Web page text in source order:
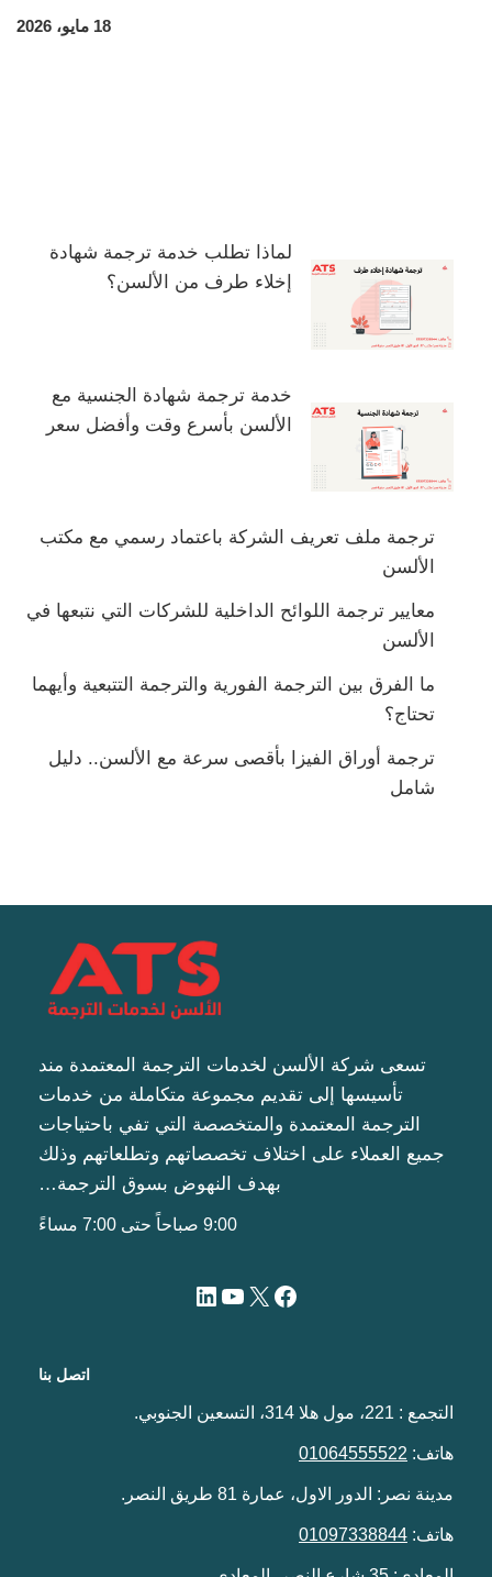
18 مايو، 2026
لماذا تطلب خدمة ترجمة شهادة
إخلاء طرف من الألسن؟
خدمة ترجمة شهادة الجنسية مع
الألسن بأسرع وقت وأفضل سعر
ترجمة ملف تعريف الشركة باعتماد رسمي مع مكتب
الألسن
معايير ترجمة اللوائح الداخلية للشركات التي نتبعها في
الألسن
ما الفرق بين الترجمة الفورية والترجمة التتبعية وأيهما
تحتاج؟
ترجمة أوراق الفيزا بأقصى سرعة مع الألسن.. دليل
شامل
تسعى شركة الألسن لخدمات الترجمة المعتمدة مند
تأسيسها إلى تقديم مجموعة متكاملة من خدمات
الترجمة المعتمدة والمتخصصة التي تفي باحتياجات
جميع العملاء على اختلاف تخصصاتهم وتطلعاتهم وذلك
بهدف النهوض بسوق الترجمة…
اتصل بنا
التجمع : 221، مول هلا 314، التسعين الجنوبي.
هاتف: 01064555522
مدينة نصر: الدور الاول، عمارة 81 طريق النصر.
هاتف: 01097338844